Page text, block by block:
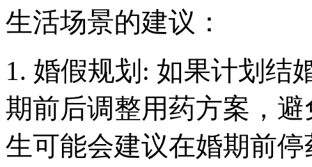
生活场景的建议：
1. 婚假规划: 如果计划结
期前后调整用药方案，
生可能会建议在婚期前